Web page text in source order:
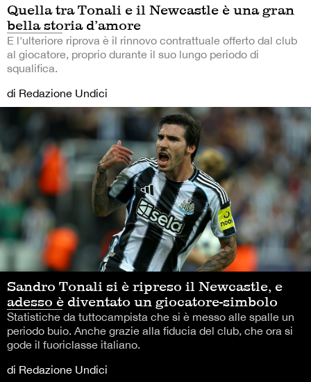
Quella tra Tonali e il Newcastle è una gran
bella storia d’amore
E l'ulteriore riprova è il rinnovo contrattuale offerto dal club
al giocatore, proprio durante il suo lungo periodo di
squalifica.
di Redazione Undici
Sandro Tonali si è ripreso il Newcastle, e
adesso è diventato un giocatore-simbolo
Statistiche da tuttocampista che si è messo alle spalle un
periodo buio. Anche grazie alla fiducia del club, che ora si
gode il fuoriclasse italiano.
di Redazione Undici